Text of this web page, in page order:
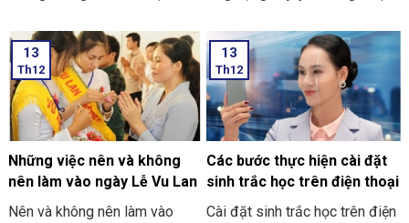
đồng người yêu thích các trò
chơi điện tử ở trên điện thoại
di động.
13
Th12
Những việc nên và không
nên làm vào ngày Lễ Vu Lan
Nên và không nên làm vào
13
Th12
Các bước thực hiện cài đặt
sinh trắc học trên điện thoại
Cài đặt sinh trắc học trên điện